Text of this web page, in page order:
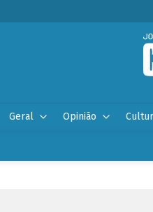
Geral Opinião